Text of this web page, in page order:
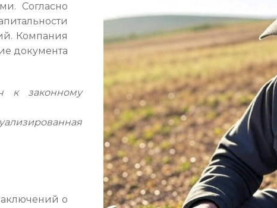
Согласно
Компания
документа
к законному
о